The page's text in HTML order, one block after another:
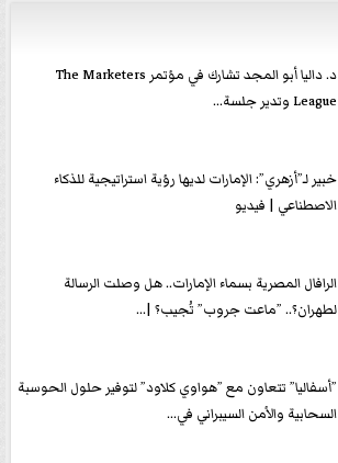
د. داليا أبو المجد تشارك في مؤتمر The Marketers
League وتدير جلسة...
خبير لـ”أزهري”: الإمارات لديها رؤية استراتيجية للذكاء
الاصطناعي | فيديو
الرافال المصرية بسماء الإمارات.. هل وصلت الرسالة
لطهران؟.. ”ماعت جروب” تُجيب؟ |...
”أسفاليا” تتعاون مع ”هواوي كلاود” لتوفير حلول الحوسبة
السحابية والأمن السيبراني في...